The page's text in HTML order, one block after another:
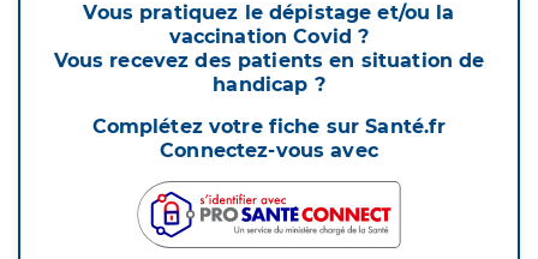
Vous pratiquez le dépistage et/ou la
vaccination Covid ?
Vous recevez des patients en situation de
handicap ?
Complétez votre fiche sur Santé.fr
Connectez-vous avec